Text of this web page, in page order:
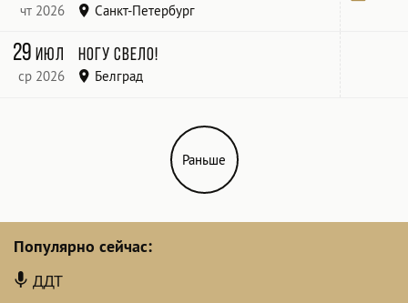
чт 2026 Санкт-Петербург
29июл
ср 2026
Ногу свело!
Белград
Раньше
Популярно сейчас:
ДДТ